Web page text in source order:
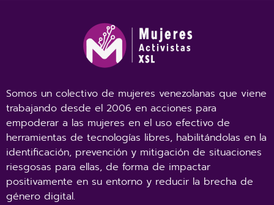
Somos un colectivo de mujeres venezolanas que viene
trabajando desde el 2006 en acciones para
empoderar a las mujeres en el uso efectivo de
herramientas de tecnologías libres, habilitándolas en la
identificación, prevención y mitigación de situaciones
riesgosas para ellas, de forma de impactar
positivamente en su entorno y reducir la brecha de
género digital.